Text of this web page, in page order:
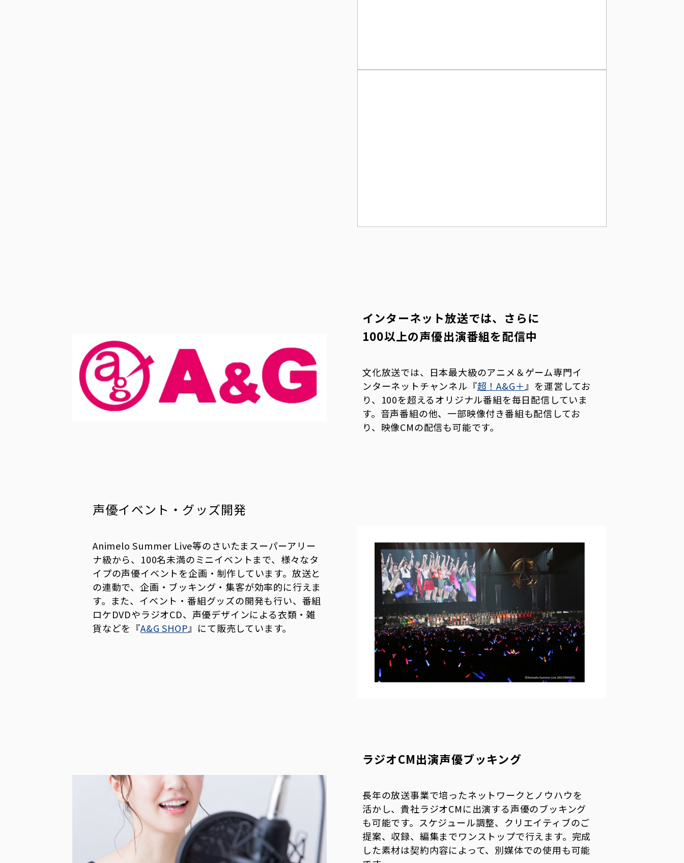
インターネット放送では、さらに
100以上の声優出演番組を配信中
文化放送では、日本最大級のアニメ＆ゲーム専門イ
ンターネットチャンネル『超！A&G＋ 』を運営してお
り、100を超えるオリジナル番組を毎日配信していま
す。音声番組の他、一部映像付き番組も配信してお
り、映像CMの配信も可能です。
声優イベント・グッズ開発
Animelo Summer Live等のさいたまスーパーアリー
ナ級から、100名未満のミニイベントまで、様々なタ
イプの声優イベントを企画・制作しています。放送と
の連動で、企画・ブッキング・集客が効率的に行えま
す。また、イベント・番組グッズの開発も行い、番組
ロケDVDやラジオCD、声優デザインによる衣類・雑
貨などを『A&G SHOP』にて販売しています。
ラジオCM出演声優ブッキング
長年の放送事業で培ったネットワークとノウハウを
活かし、貴社ラジオCMに出演する声優のブッキング
も可能です。スケジュール調整、クリエイティブのご
提案、収録、編集までワンストップで行えます。完成
した素材は契約内容によって、別媒体での使用も可能